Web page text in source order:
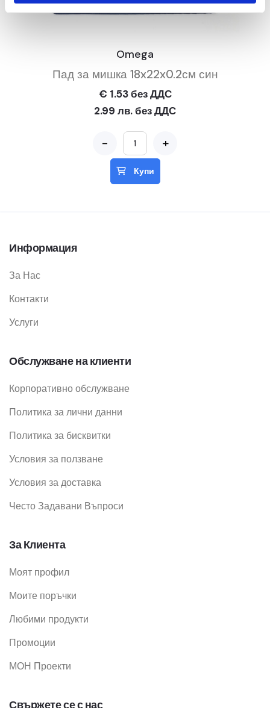
Omega
Пад за мишка 18x22x0.2см син
€ 1.53 без ДДС
2.99 лв. без ДДС
- +
Купи
Информация
За Нас
Контакти
Услуги
Обслужване на клиенти
Корпоративно обслужване
Политика за лични данни
Политика за бисквитки
Условия за ползване
Условия за доставка
Често Задавани Въпроси
За Клиента
Моят профил
Моите поръчки
Любими продукти
Промоции
МОН Проекти
Свържете се с нас